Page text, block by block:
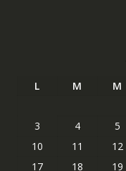
L M M
3
4 5
10
11 12
17
18 19